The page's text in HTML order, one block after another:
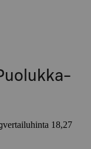
vertailuhinta 18,27